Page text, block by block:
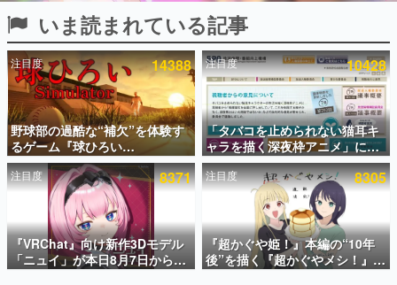
ピックアップ
電ファミのいま読まれている記事ランキング
アプリセール情報
インタビュー
連載・特集一覧
殿堂入り記事
SNS拡散数が数千以上！ ページビュー数万以上！ などな
ど。多くの人々に読まれた、電ファミ渾身の“殿堂入り”記
事をまとめました。
いま読まれている記事
注目度 14388
野球部の過酷な“補欠”を体験す
るゲーム『球ひろい
Simulator』が「1件」のウィッ
シュリストをもとにチェコ語に
対応しSNSで話題に。『キング
ダム・カム』開発元やチェコの
プロ野球選手から称賛の声
注目度 10428
「タバコを止められない猫耳キ
ャラを描く深夜枠アニメ」に視
聴者の一部から批判意見。違法
薬物の使用と思しき描写も含め
て、BPOが議論を交わす
注目度 8371
『VRChat』向け新作3Dモデル
「ニュイ」が本日8月7日から
BOOTHにて発売。瞳に光る星
注目度 8305
『超かぐや姫！』本編の“10年
後”を描く『超かぐやメシ！』
Web連載決定。新たなWebマン